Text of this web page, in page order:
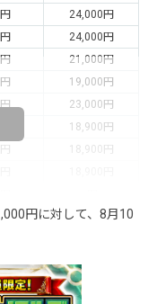
24,000円
24,000円
21,000円
19,000円
23,000円
18,900円
18,900円
-円
円に対して、8月10